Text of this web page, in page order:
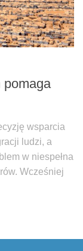
pomaga
wsparcia
ludzi, a
w niespełna
Wcześniej